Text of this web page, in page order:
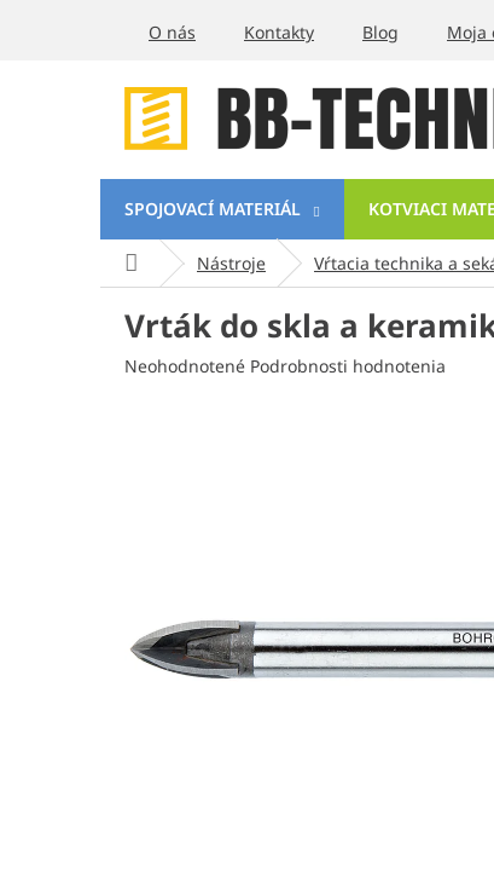
O nás Kontakty Blog Moja
SPOJOVACÍ MATERIÁL KOTVIACI
DomovNástroje Vŕtacia technika a
Vrták do skla a
Priemerné
Neohodnotené Podrobnosti hodnotenia